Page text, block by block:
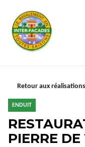
Retour aux réalisations
ENDUIT
PIERRE